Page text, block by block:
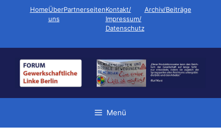
HomeÜber
uns
PartnerseitenKontakt/
Impressum/
Datenschutz
Archiv/Beiträge
Menü